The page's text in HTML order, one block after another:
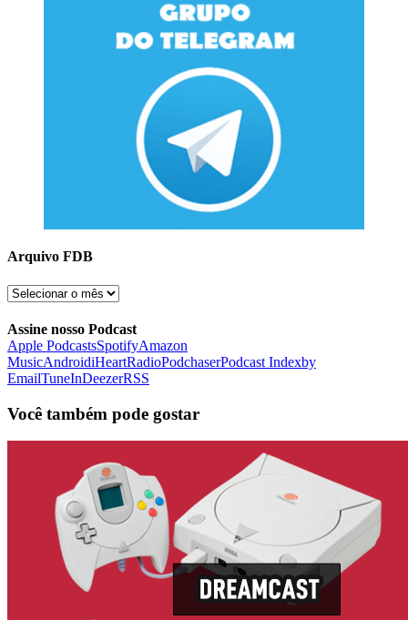
Arquivo FDB
Arquivo
Assine nosso Podcast
Apple PodcastsSpotifyAmazon
MusicAndroidiHeartRadioPodchaserPodcast Indexby
EmailTuneInDeezerRSS
Você também pode gostar